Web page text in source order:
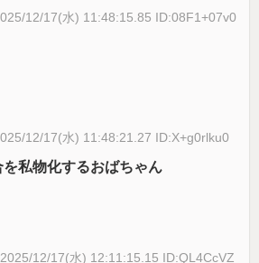
12/17(水) 11:48:15.85 ID:08F1+07v0
12/17(水) 11:48:21.27 ID:X+g0rlku0
私物化するおばちゃん
2025/12/17(水) 12:11:15.15 ID:QL4CcVZ